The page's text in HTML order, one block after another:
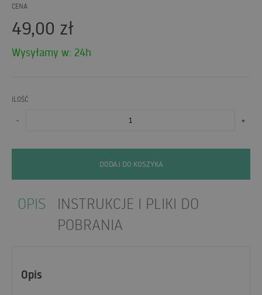
CENA
49,00 zł
Wysyłamy w: 24h
ILOŚĆ
- +
DODAJ DO KOSZYKA
OPIS
INSTRUKCJE I PLIKI DO
POBRANIA
Opis